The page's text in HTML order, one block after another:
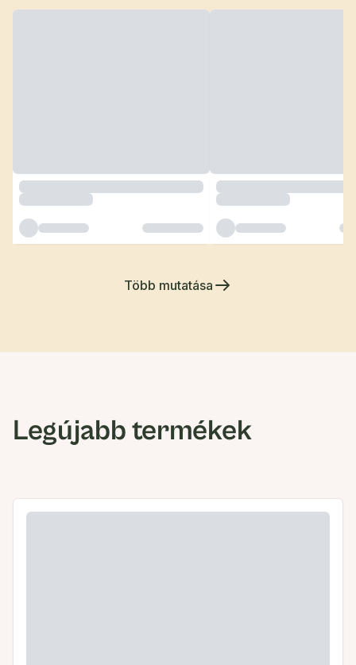
Több mutatása
Legújabb termékek